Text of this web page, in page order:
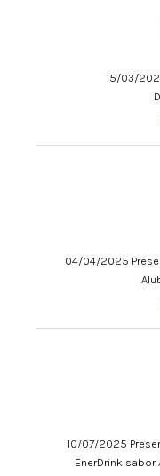
15/03/
04/04/2025
10/07/2025
EnerDrink